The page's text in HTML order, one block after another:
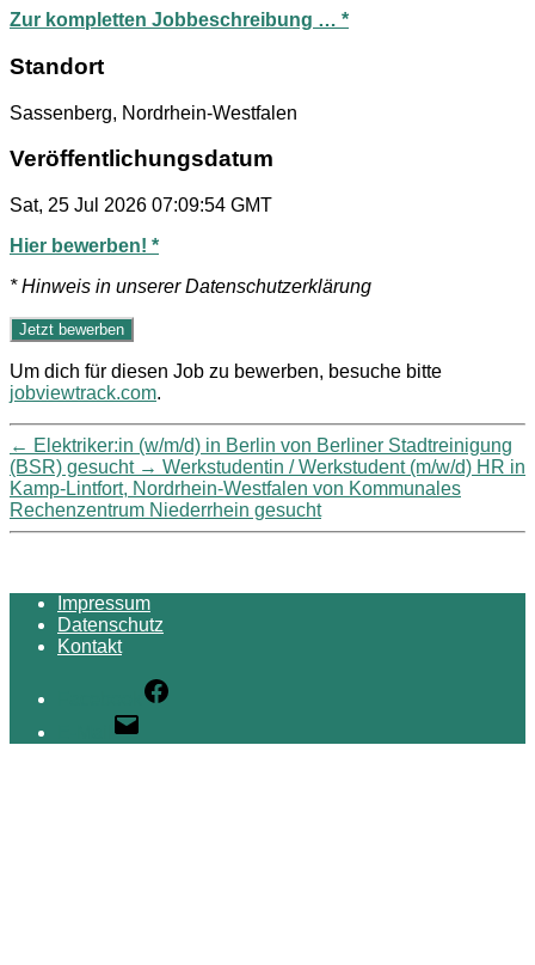
Zur kompletten Jobbeschreibung … *
Standort
Sassenberg, Nordrhein-Westfalen
Veröffentlichungsdatum
Sat, 25 Jul 2026 07:09:54 GMT
Hier bewerben! *
* Hinweis in unserer Datenschutzerklärung
Um dich für diesen Job zu bewerben, besuche bitte
jobviewtrack.com.
← Elektriker:in (w/m/d) in Berlin von Berliner Stadtreinigung
(BSR) gesucht → Werkstudentin / Werkstudent (m/w/d) HR in
Kamp-Lintfort, Nordrhein-Westfalen von Kommunales
Rechenzentrum Niederrhein gesucht
Impressum
Datenschutz
Kontakt